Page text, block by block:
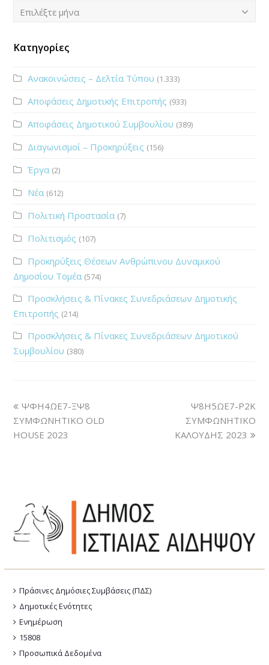
Ιστορικό
Επιλέξτε μήνα
Κατηγορίες
Ανακοινώσεις – Δελτία Τύπου (1.333)
Αποφάσεις Δημοτικής Επιτροπής (933)
Αποφάσεις Δημοτικού Συμβουλίου (389)
Διαγωνισμοί – Προκηρύξεις (156)
Έργα (2)
Νέα (612)
Πολιτική Προστασία (7)
Πολιτισμός (107)
Προκηρύξεις Θέσεων Ανθρώπινου Δυναμικού
Δημοσίου Τομέα (574)
Προσκλήσεις & Πίνακες Συνεδριάσεων Δημοτικής
Επιτροπής (214)
Προσκλήσεις & Πίνακες Συνεδριάσεων Δημοτικού
Συμβουλίου (380)
ΨΦΗ4ΩΕ7-ΞΨ8
ΣΥΜΦΩΝΗΤΙΚΟ OLD
HOUSE 2023
Ψ8Η5ΩΕ7-Ρ2Κ
ΣΥΜΦΩΝΗΤΙΚΟ
ΚΑΛΟΥΔΗΣ 2023
Πράσινες Δημόσιες Συμβάσεις (ΠΔΣ)
Δημοτικές Ενότητες
Ενημέρωση
15808
Προσωπικά Δεδομένα